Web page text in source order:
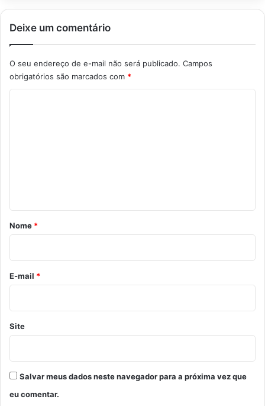
Deixe um comentário
O seu endereço de e-mail não será publicado. Campos
obrigatórios são marcados com *
r
o
*
Nome *
E-mail *
Site
Salvar meus dados neste navegador para a próxima vez que
eu comentar.